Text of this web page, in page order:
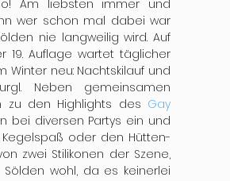
Am liebsten immer und
wer schon mal dabei war
nie langweilig wird. Auf
19. Auflage wartet täglicher
Winter neu: Nachtskilauf und
Neben gemeinsamen
zu den Highlights des Gay
bei diversen Partys ein und
oder den Hütten-
zwei Stilikonen der Szene,
wohl, da es keinerlei